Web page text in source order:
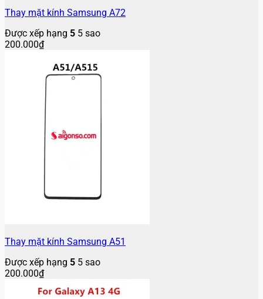
Thay mặt kính Samsung A72
Được xếp hạng 5 5 sao
200.000₫
Thay mặt kính Samsung A51
Được xếp hạng 5 5 sao
200.000₫